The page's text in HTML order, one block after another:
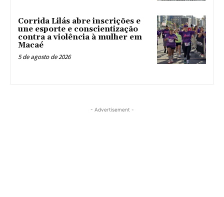
Corrida Lilás abre inscrições e
une esporte e conscientização
contra a violência à mulher em
Macaé
5 de agosto de 2026
- Advertisement -